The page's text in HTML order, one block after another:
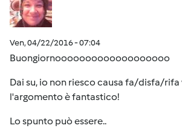
Ven, 04/22/2016 - 07:04
Buongiornooooooooooooooooooo
Dai su, io non riesco causa fa/disfa/rifa
l'argomento è fantastico!
Lo spunto può essere..